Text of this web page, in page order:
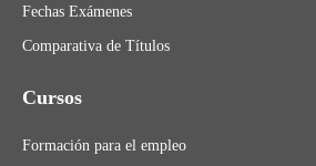
Fechas Exámenes
Comparativa de Títulos
Cursos
Formación para el empleo